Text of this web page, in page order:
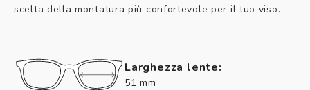
scelta della montatura più confortevole per il tuo viso.
Larghezza lente:
51 mm